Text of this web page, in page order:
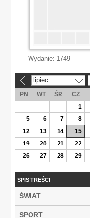
Wydanie: 1749
lipiec
PN WT ŚR CZ
1
5
6 7 8
12
13 14 15
19
20 21 22
26
27 28 29
SPIS TREŚCI
ŚWIAT
SPORT